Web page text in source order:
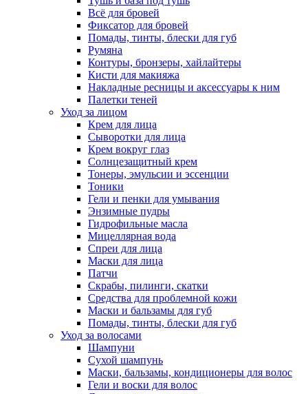
Всё для бровей
Фиксатор для бровей
Помады, тинты, блески для губ
Румяна
Контуры, бронзеры, хайлайтеры
Кисти для макияжа
Накладные ресницы и аксессуары к ним
Палетки теней
Уход за лицом
Крем для лица
Сыворотки для лица
Крем вокруг глаз
Солнцезащитный крем
Тонеры, эмульсии и эссенции
Тоники
Гели и пенки для умывания
Энзимные пудры
Гидрофильные масла
Мицеллярная вода
Спреи для лица
Маски для лица
Патчи
Скрабы, пилинги, скатки
Средства для проблемной кожи
Маски и бальзамы для губ
Помады, тинты, блески для губ
Уход за волосами
Шампуни
Сухой шампунь
Маски, бальзамы, кондиционеры для волос
Гели и воски для волос